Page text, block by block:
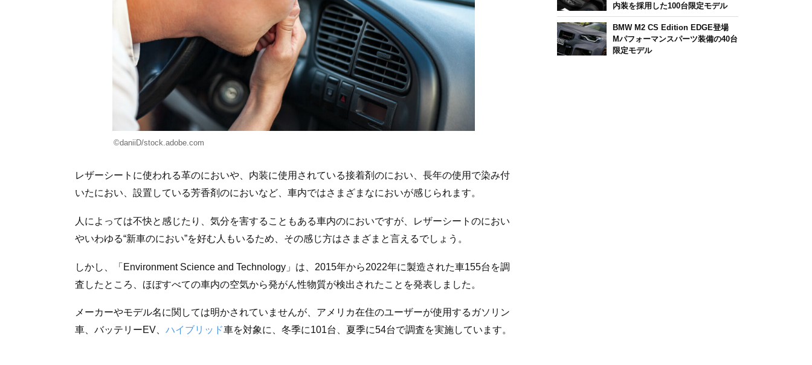
©daniiD/stock.adobe.com
レザーシートに使われる革のにおいや、内装に使用されている接着剤のにおい、長年の使用で染み付
いたにおい、設置している芳香剤のにおいなど、車内ではさまざまなにおいが感じられます。
人によっては不快と感じたり、気分を害することもある車内のにおいですが、レザーシートのにおい
やいわゆる“新車のにおい”を好む人もいるため、その感じ方はさまざまと言えるでしょう。
しかし、「Environment Science and Technology」は、2015年から2022年に製造された車155台を調
査したところ、ほぼすべての車内の空気から発がん性物質が検出されたことを発表しました。
メーカーやモデル名に関しては明かされていませんが、アメリカ在住のユーザーが使用するガソリン
車、バッテリーEV、 ハイブリッド車を対象に、冬季に101台、夏季に54台で調査を実施しています。
内装を採用した100台限定モデル
BMW M2 CS Edition EDGE登場
Mパフォーマンスパーツ装備の40台
限定モデル